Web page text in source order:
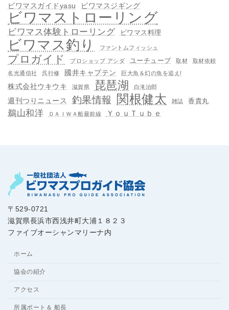
ビワマスガイドyasu ビワマスジギング
ビワマストローリング
ビワマス体験トローリング ビワマス料理
ビワマス釣り ファントムフィッシュ
プロガイド プロショップ アシダ ユーチューブ 取材
取材依頼
名光通信社
呉行修 國井キャプテン 巨大魚＆幻の魚を追え!
株式会社ウキウキ 滋賀県 琵琶湖 白滝治郎
週刊つりニュース 釣果情報 関根健太 雑誌 香貴丸
鵜山和洋 ＤＡＩＷＡ船最前線 ＹｏｕＴｕｂｅ
〒529-0721
滋賀県長浜市西浅井町大浦１８２３
ファイブオーシャンマリーナ内
ホーム
協会の紹介
アクセス
所属ボート＆ 船長